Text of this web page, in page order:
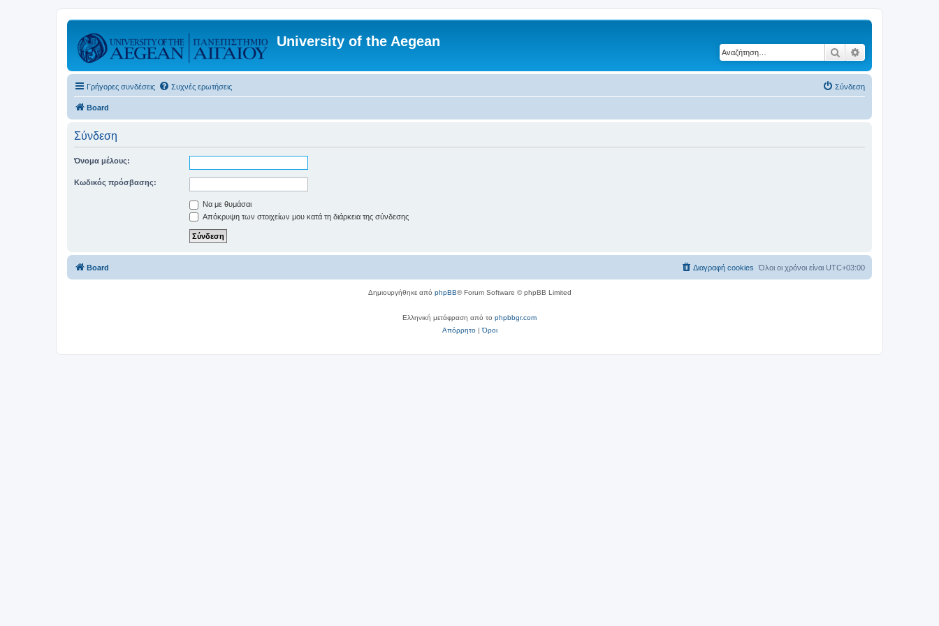
University of the Aegean
Αναζήτηση
Γρήγορες συνδέσεις Συχνές ερωτήσεις Σύνδεση
Board
Σύνδεση
Όνομα μέλους:
Κωδικός πρόσβασης:
Να με θυμάσαι
Απόκρυψη των στοιχείων μου κατά τη διάρκεια της σύνδεσης
Board Όλοι οι χρόνοι είναι UTC+03:00
Διαγραφή cookies
Δημιουργήθηκε από phpBB® Forum Software © phpBB Limited
Ελληνική μετάφραση από το phpbbgr.com
Απόρρητο|Όροι